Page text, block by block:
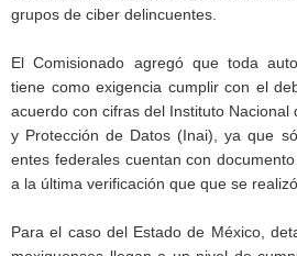
grupos de ciber delincuentes.
El Comisionado agregó que toda
tiene como exigencia cumplir con el
acuerdo con cifras del Instituto Nacional
y Protección de Datos (Inai), ya que
entes federales cuentan con
a la última verificación que que se
Para el caso del Estado de México,